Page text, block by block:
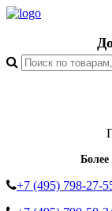
+7 (495) 798-27-